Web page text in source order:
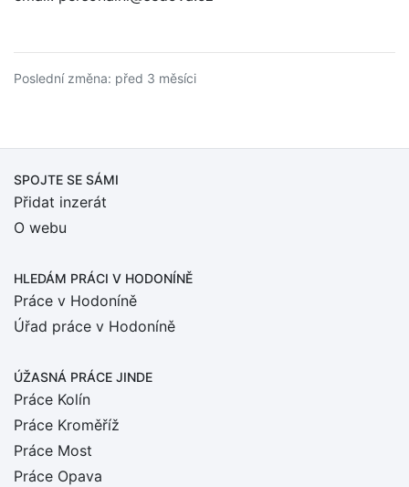
Poslední změna: před 3 měsíci
SPOJTE SE SÁMI
Přidat inzerát
O webu
HLEDÁM PRÁCI V HODONÍNĚ
Práce v Hodoníně
Úřad práce v Hodoníně
ÚŽASNÁ PRÁCE JINDE
Práce Kolín
Práce Kroměříž
Práce Most
Práce Opava